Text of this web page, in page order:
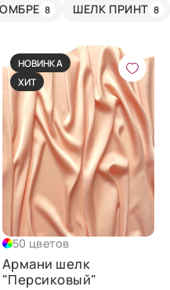
8 ШЕЛК ПРИНТ 8
НОВИНКА
ХИТ
50 цветов
Армани шелк
"Персиковый"